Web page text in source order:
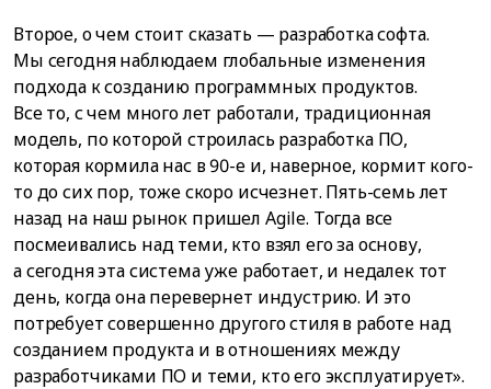
Второе, о чем стоит сказать — разработка софта.
Мы сегодня наблюдаем глобальные изменения
подхода к созданию программных продуктов.
Все то, с чем много лет работали, традиционная
модель, по которой строилась разработка ПО,
которая кормила нас в 90-е и, наверное, кормит кого-
то до сих пор, тоже скоро исчезнет. Пять-семь лет
назад на наш рынок пришел Agile. Тогда все
посмеивались над теми, кто взял его за основу,
а сегодня эта система уже работает, и недалек тот
день, когда она перевернет индустрию. И это
потребует совершенно другого стиля в работе над
созданием продукта и в отношениях между
разработчиками ПО и теми, кто его эксплуатирует».